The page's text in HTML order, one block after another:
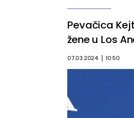
Pevačica
žene u Los
07.03.2024. 10:50